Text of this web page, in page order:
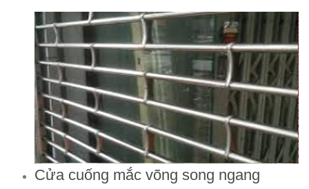
Cửa cuống mắc võng song ngang